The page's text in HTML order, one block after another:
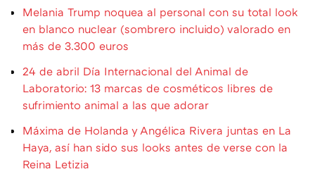
Melania Trump noquea al personal con su total look
en blanco nuclear (sombrero incluido) valorado en
más de 3.300 euros
24 de abril Día Internacional del Animal de
Laboratorio: 13 marcas de cosméticos libres de
sufrimiento animal a las que adorar
Máxima de Holanda y Angélica Rivera juntas en La
Haya, así han sido sus looks antes de verse con la
Reina Letizia